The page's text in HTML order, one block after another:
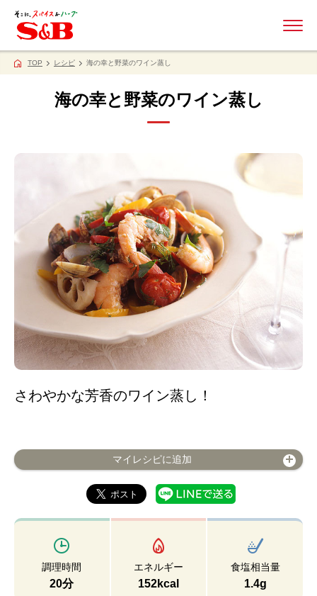
TOP レシピ 海の幸と野菜のワイン蒸し
海の幸と野菜のワイン蒸し
さわやかな芳香のワイン蒸し！
マイレシピに追加
調理時間
20分
エネルギー
152kcal
食塩相当量
1.4g